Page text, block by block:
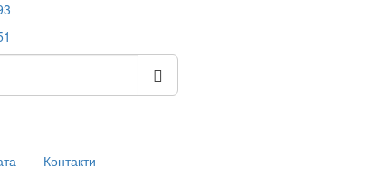
Контакти